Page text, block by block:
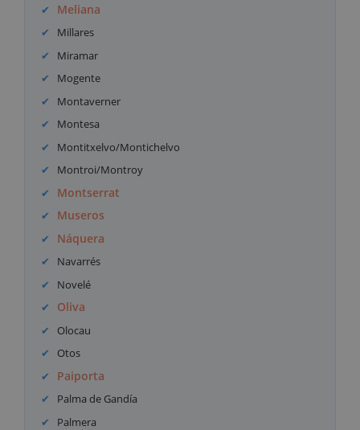
Meliana
Millares
Miramar
Mogente
Montaverner
Montesa
Montitxelvo/Montichelvo
Montroi/Montroy
Montserrat
Museros
Náquera
Navarrés
Novelé
Oliva
Olocau
Otos
Paiporta
Palma de Gandía
Palmera